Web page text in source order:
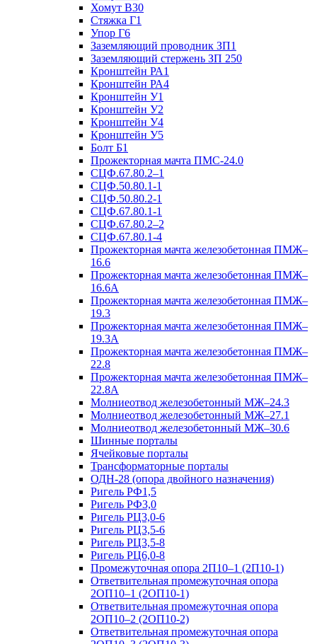
Хомут В30
Стяжка Г1
Упор Г6
Заземляющий проводник ЗП1
Заземляющий стержень ЗП 250
Кронштейн РА1
Кронштейн РА4
Кронштейн У1
Кронштейн У2
Кронштейн У4
Кронштейн У5
Болт Б1
Прожекторная мачта ПМС-24.0
СЦФ.67.80.2–1
СЦФ.50.80.1-1
СЦФ.50.80.2-1
СЦФ.67.80.1-1
СЦФ.67.80.2–2
СЦФ.67.80.1-4
Прожекторная мачта железобетонная ПМЖ–
16.6
Прожекторная мачта железобетонная ПМЖ–
16.6А
Прожекторная мачта железобетонная ПМЖ–
19.3
Прожекторная мачта железобетонная ПМЖ–
19.3А
Прожекторная мачта железобетонная ПМЖ–
22.8
Прожекторная мачта железобетонная ПМЖ–
22.8А
Молниеотвод железобетонный МЖ–24.3
Молниеотвод железобетонный МЖ–27.1
Молниеотвод железобетонный МЖ–30.6
Шинные порталы
Ячейковые порталы
Трансформаторные порталы
ОДН-28 (опора двойного назначения)
Ригель РФ1,5
Ригель РФ3,0
Ригель РЦ3,0-6
Ригель РЦ3,5-6
Ригель РЦ3,5-8
Ригель РЦ6,0-8
Промежуточная опора 2П10–1 (2П10-1)
Ответвительная промежуточная опора
2ОП10–1 (2ОП10-1)
Ответвительная промежуточная опора
2ОП10–2 (2ОП10-2)
Ответвительная промежуточная опора